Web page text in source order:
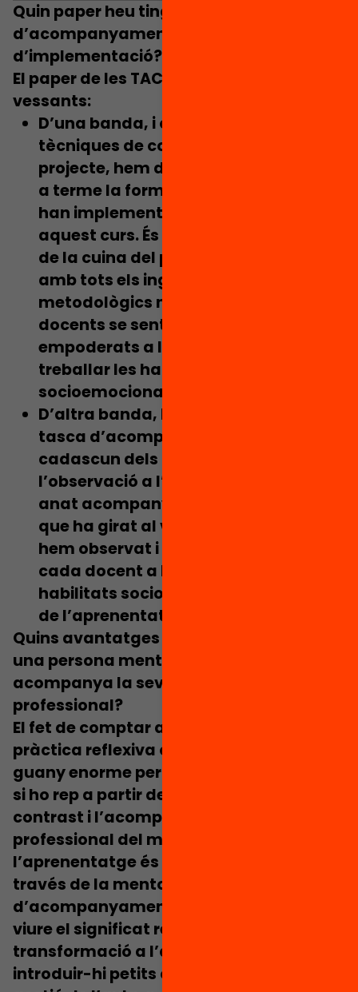
Quin paper heu tingut les tècniques
d’acompanyament en el procés
d’implementació?
El paper de les TAC ha tingut dues
vessants:
D’una banda, i conjuntament amb les
tècniques de coneixement del
projecte, hem dissenyat i hem portat
a terme la formació dels docents que
han implementat
aquest curs. És a dir,
de la cuina del projecte
amb tots els ingredients
metodològics necessaris perquè els
docents se sentissin capaços i
empoderats a l’hora de començar a
treballar les habilitats
socioemocionals a l’aula.
D’altra banda, hem dut a terme una
tasca d’acompanyament 1 a 1 amb
cadascun dels docents a través de
l’observació a l’aula
anat acompanyada d’una mentoria
que ha girat al voltant d’allò que
hem observat i de la potencialitat de
cada docent a l’hora de posar les
habilitats socioemocionals al centre
de l’aprenentatge del seu alumnat.
Quins avantatges aporta al docent tenir
una persona mentora que observa i
acompanya la seva activitat
professional?
El fet decomptar amb un espai per a la
pràctica reflexiva és, en si mateix, un
guany enorme per al docent que ho rep
si ho rep a partir de l’observació, el
contrast i l’acompanyament d’un altre
professional del món educatiu,
l’aprenentatge és encara més ric. A
través de la mentoria, docents i tècnics
d’acompanyament hem pogut
viure el significat real de la
transformació a l’aula
introduir-hi petits canvis que faciliten la